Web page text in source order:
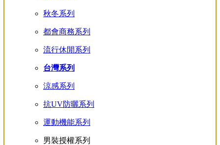
秋冬系列
都會商務系列
流行休閒系列
台灣系列
涼感系列
抗UV防曬系列
運動機能系列
男裝授權系列